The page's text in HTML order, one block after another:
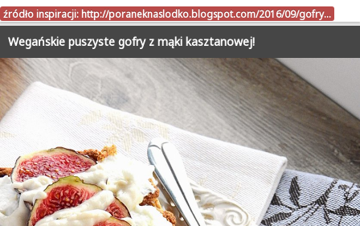
źródło inspiracji: http://poraneknaslodko.blogspot.com/2016/09/gofry…
Wegańskie puszyste gofry z mąki kasztanowej!